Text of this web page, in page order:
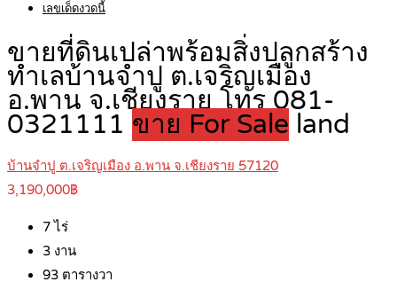
เลขเด็ดงวดนี้
ขายที่ดินเปล่าพร้อมสิ่งปลูกสร้าง
ทำเลบ้านจำปู ต.เจริญเมือง
อ.พาน จ.เชียงราย โทร 081-
0321111 ขาย For Sale land
บ้านจำปู ต.เจริญเมือง อ.พาน จ.เชียงราย 57120
3,190,000฿
7ไร่
3 งาน
93 ตารางวา